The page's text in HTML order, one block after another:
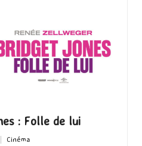
: Folle de lui
Cinéma